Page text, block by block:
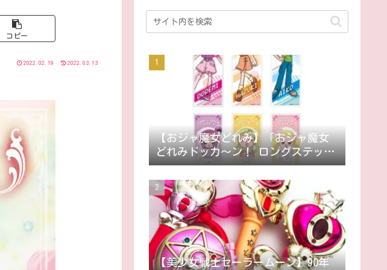
コピー
2022.02.19 2022.03.13
【おジャ魔女どれみ】「おジャ魔女
どれみドッカ～ン！ ロングステッカ
ー」9月発売。ステッカー全42種。
【美少女戦士セーラームーン】90年